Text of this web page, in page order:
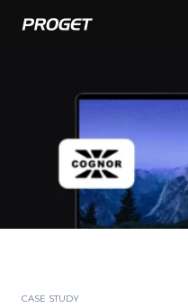
CASE STUDY